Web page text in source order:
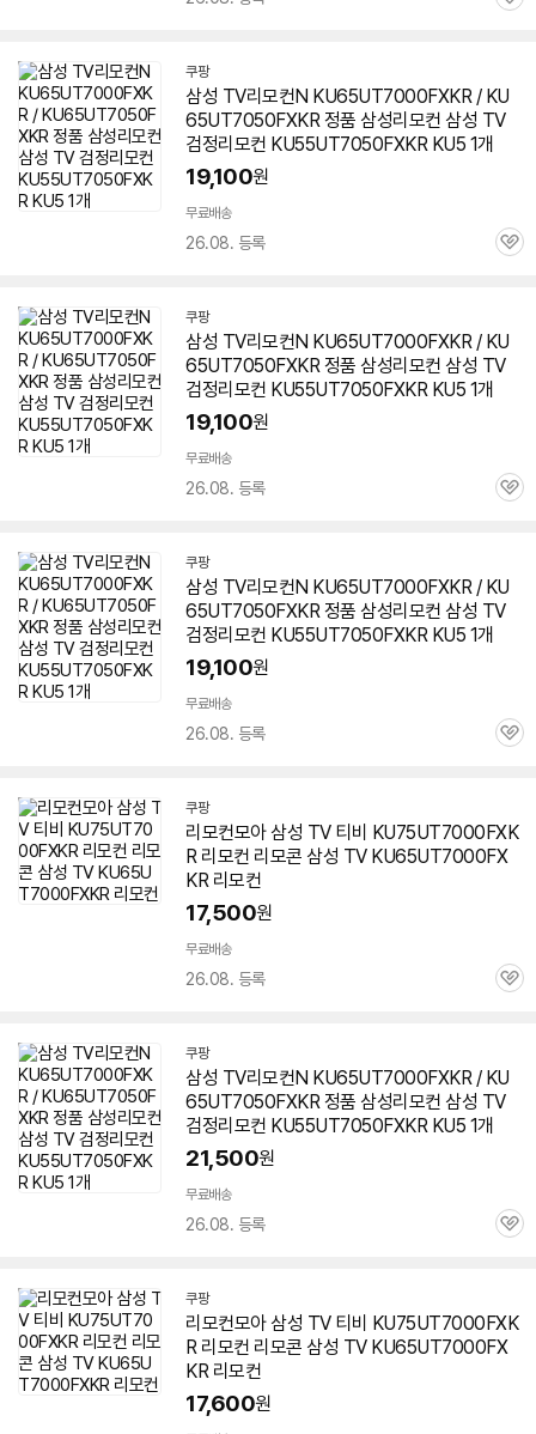
관
쿠팡
삼성 TV리모컨N KU65UT7000FXKR/ KU
65UT7050FXKR 정품 삼성리모컨 삼성 TV
검정리모컨 KU55UT7050FXKR KU5 1개
19,100원
무료배송
26.08. 등록
관
쿠팡
삼성 TV리모컨N KU65UT7000FXKR/ KU
65UT7050FXKR 정품 삼성리모컨 삼성 TV
검정리모컨 KU55UT7050FXKR KU5 1개
19,100원
무료배송
26.08. 등록
관
쿠팡
삼성 TV리모컨N KU65UT7000FXKR/ KU
65UT7050FXKR 정품 삼성리모컨 삼성 TV
검정리모컨 KU55UT7050FXKR KU5 1개
19,100원
무료배송
26.08. 등록
관
쿠팡
리모컨모아 삼성 TV 티비 KU75UT7000FXK
R 리모컨 리모콘 삼성 TV KU65UT7000FX
KR리모컨
17,500원
무료배송
26.08. 등록
관
쿠팡
삼성 TV리모컨N KU65UT7000FXKR/ KU
65UT7050FXKR 정품 삼성리모컨 삼성 TV
검정리모컨 KU55UT7050FXKR KU5 1개
21,500원
무료배송
26.08. 등록
관
쿠팡
리모컨모아 삼성 TV 티비 KU75UT7000FXK
R 리모컨 리모콘 삼성 TV KU65UT7000FX
KR리모컨
17,600원